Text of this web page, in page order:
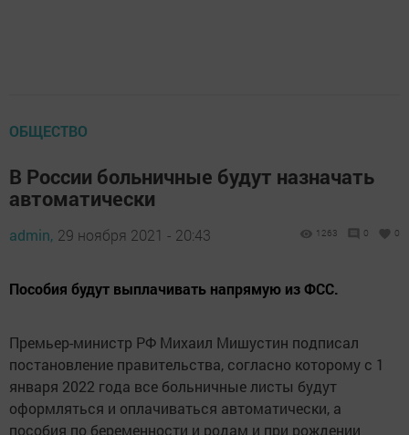
ОБЩЕСТВО
В России больничные будут назначать
автоматически
admin, 29 ноября 2021 - 20:43 1263 0 0
Пособия будут выплачивать напрямую из ФСС.
Премьер-министр РФ Михаил Мишустин подписал
постановление правительства, согласно которому с 1
января 2022 года все больничные листы будут
оформляться и оплачиваться автоматически, а
пособия по беременности и родам и при рождении